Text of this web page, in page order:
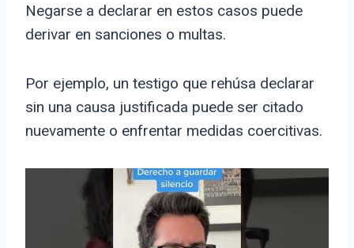
Negarse a declarar en estos casos puede
derivar en sanciones o multas.
Por ejemplo, un testigo que rehúsa declarar
sin una causa justificada puede ser citado
nuevamente o enfrentar medidas coercitivas.